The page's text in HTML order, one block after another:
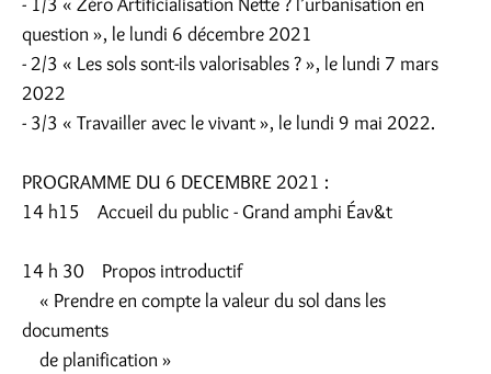
question », le lundi 6 décembre 2021
- 2/3 « Les sols sont-ils valorisables ? », le lundi 7 mars
2022
- 3/3 « Travailler avec le vivant », le lundi 9 mai 2022.
PROGRAMME DU 6 DECEMBRE 2021 :
14 h15 Accueil du public - Grand amphi Éav&t
14 h 30 Propos introductif
« Prendre en compte la valeur du sol dans les
documents
de planification »